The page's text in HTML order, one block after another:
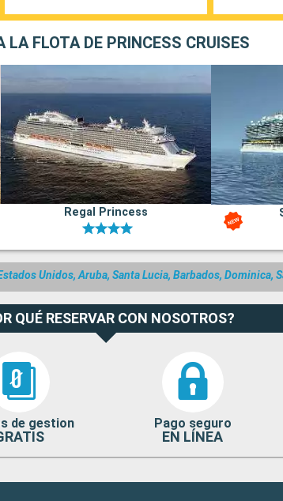
LA FLOTA DE PRINCESS CRUISES
Regal Princess
Unidos, Aruba, Santa Lucia, Barbados, Dominica,
QUÉ RESERVAR CON NOSOTROS?
de gestion Pago seguro
EN LÍNEA